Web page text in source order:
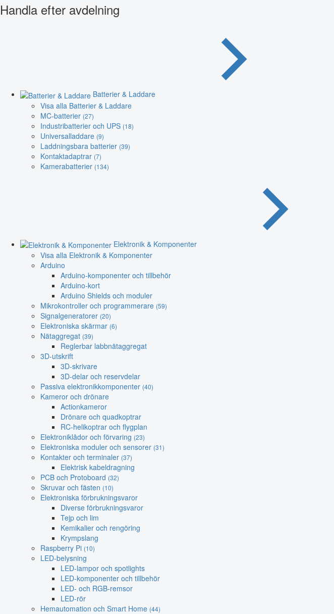
Handla efter avdelning
Batterier & Laddare
Visa alla Batterier & Laddare
MC-batterier (27)
Industribatterier och UPS (18)
Universalladdare (9)
Laddningsbara batterier (39)
Kontaktadaptrar (7)
Kamerabatterier (134)
Elektronik & Komponenter
Visa alla Elektronik & Komponenter
Arduino
Arduino-komponenter och tillbehör
Arduino-kort
Arduino Shields och moduler
Mikrokontroller och programmerare (59)
Signalgeneratorer (20)
Elektroniska skärmar (6)
Nätaggregat (39)
Reglerbar labbnätaggregat
3D-utskrift
3D-skrivare
3D-delar och reservdelar
Passiva elektronikkomponenter (40)
Kameror och drönare
Actionkameror
Drönare och quadkoptrar
RC-helikoptrar och flygplan
Elektroniklådor och förvaring (23)
Elektroniska moduler och sensorer (31)
Kontakter och terminaler (37)
Elektrisk kabeldragning
PCB och Protoboard (32)
Skruvar och fästen (10)
Elektroniska förbrukningsvaror
Diverse förbrukningsvaror
Tejp och lim
Kemikalier och rengöring
Krympslang
Raspberry Pi (10)
LED-belysning
LED-lampor och spotlights
LED-komponenter och tillbehör
LED- och RGB-remsor
LED-rör
Hemautomation och Smart Home (44)